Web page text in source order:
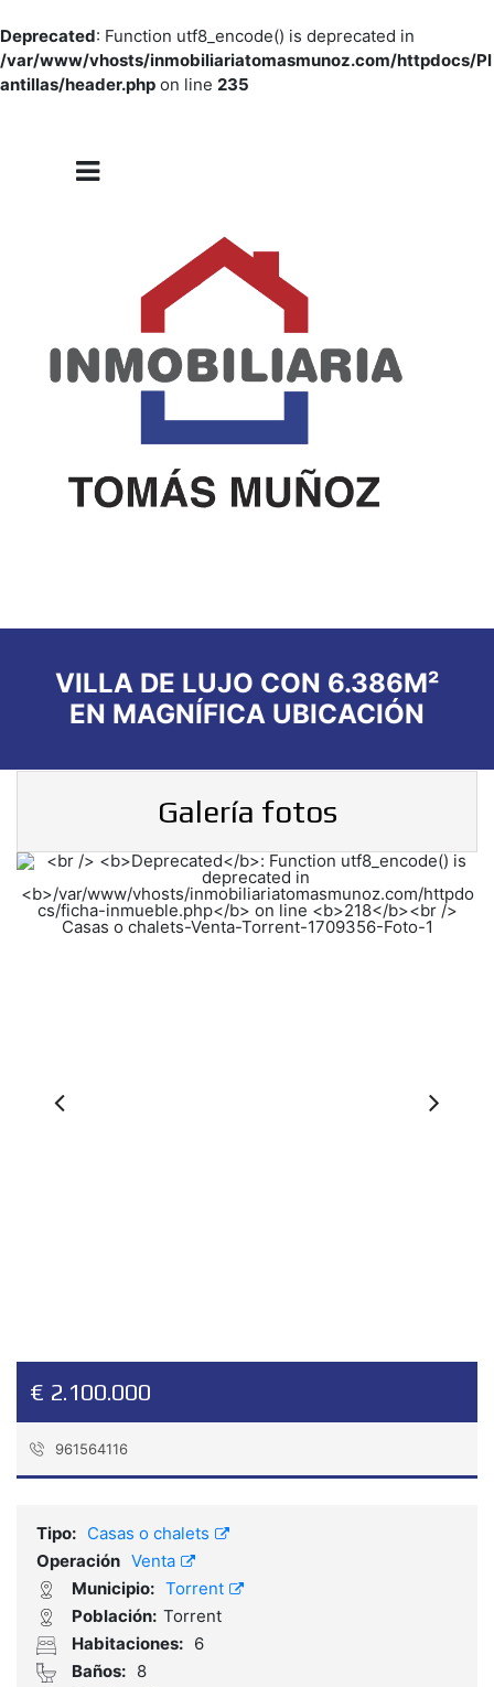
Deprecated: Function utf8_encode() is deprecated in
/var/www/vhosts/inmobiliariatomasmunoz.com/httpdocs/Pl
antillas/header.php on line 235
VILLA DE LUJO CON 6.386M²
EN MAGNÍFICA UBICACIÓN
Galería fotos
€ 2.100.000
961564116
Tipo: Casas o chalets
Operación Venta
Municipio: Torrent
Población: Torrent
Habitaciones: 6
Baños: 8